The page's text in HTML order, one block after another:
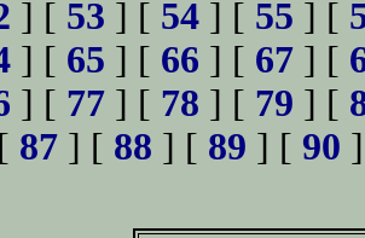
] [ 53 ] [ 54 ] [ 55 ] [
] [ 65 ] [ 66 ] [ 67 ] [
] [ 77 ] [ 78 ] [ 79 ] [
[ 87 ] [ 88 ] [ 89 ] [ 90